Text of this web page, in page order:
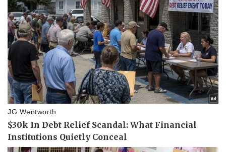
Thể thao
Bóng đá
Lịch thi đấu bóng đá
Thế giới thể thao
eSports
Hậu trường
Ô tô - Xe máy
Ô tô